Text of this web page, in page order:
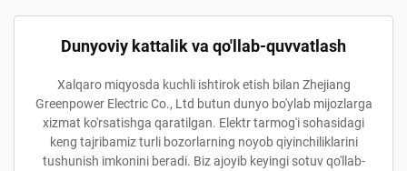
Dunyoviy kattalik va qo'llab-quvvatlash
Xalqaro miqyosda kuchli ishtirok etish bilan Zhejiang
Greenpower Electric Co., Ltd butun dunyo bo'ylab mijozlarga
xizmat ko'rsatishga qaratilgan. Elektr tarmog'i sohasidagi
keng tajribamiz turli bozorlarning noyob qiyinchiliklarini
tushunish imkonini beradi. Biz ajoyib keyingi sotuv qo'llab-